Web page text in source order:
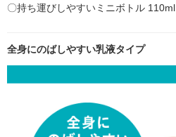
〇持ち運びしやすいミニボトル 110ml
全身にのばしやすい乳液タイプ